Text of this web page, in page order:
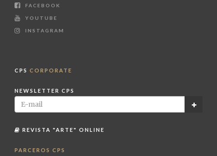
FACEBOOK
YOUTUBE
INSTAGRAM
CPS CORPORATE
NEWSLETTER CPS
REVISTA "ARTE" ONLINE
PARCEROS CPS